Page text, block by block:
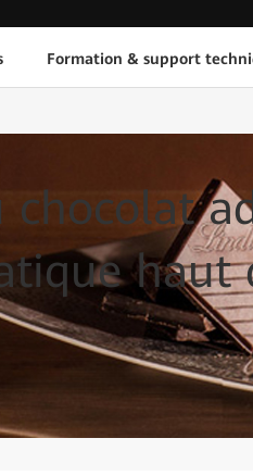
Formation & support
haut